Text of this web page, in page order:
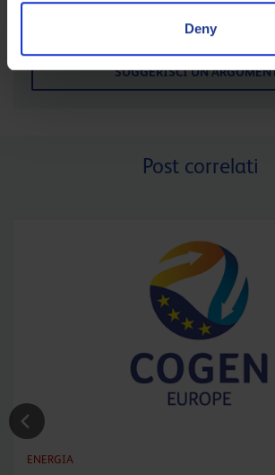
Deny
CHIEDI
SUGGERISCI UN
Post correlati
ENERGIA